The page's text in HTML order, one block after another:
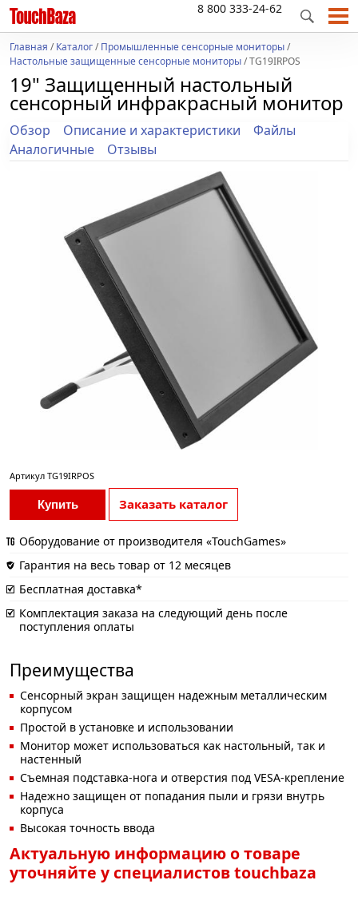
8 800 333-24-62
Главная /Каталог/Промышленные сенсорные мониторы/
Настольные защищенные сенсорные мониторы/ TG19IRPOS
19" Защищенный настольный
сенсорный инфракрасный монитор
Обзор Описание и характеристики
Файлы
Аналогичные
Отзывы
Артикул TG19IRPOS
Купить Заказать каталог
Оборудование от производителя «TouchGames»
Гарантия на весь товар от 12 месяцев
Бесплатная доставка*
Комплектация заказа на следующий день после
поступления оплаты
Преимущества
Сенсорный экран защищен надежным металлическим
корпусом
Простой в установке и использовании
Монитор может использоваться как настольный, так и
настенный
Съемная подставка-нога и отверстия под VESA-крепление
Надежно защищен от попадания пыли и грязи внутрь
корпуса
Высокая точность ввода
Актуальную информацию о товаре
уточняйте у специалистов touchbaza